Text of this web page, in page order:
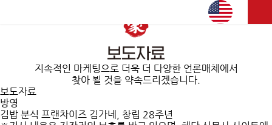
지속적인 마케팅으로 더욱 더 다양한 언론매체에서
찾아 뵐 것을 약속드리겠습니다.
보도자료
방영
김밥 분식 프랜차이즈 김가네, 창립 28주년